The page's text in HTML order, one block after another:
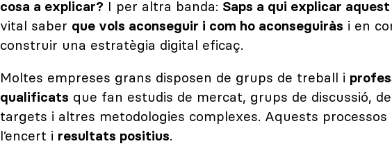
cosa a explicar? I per altra banda: Saps a qui explicar
vital saber que vols aconseguir i com ho aconseguiràs i en
construir una estratègia digital eficaç.
Moltes empreses grans disposen de grups de treball i
qualificats que fan estudis de mercat, grups de discussió,
targets i altres metodologies complexes. Aquests processos
l’encert i resultats positius.